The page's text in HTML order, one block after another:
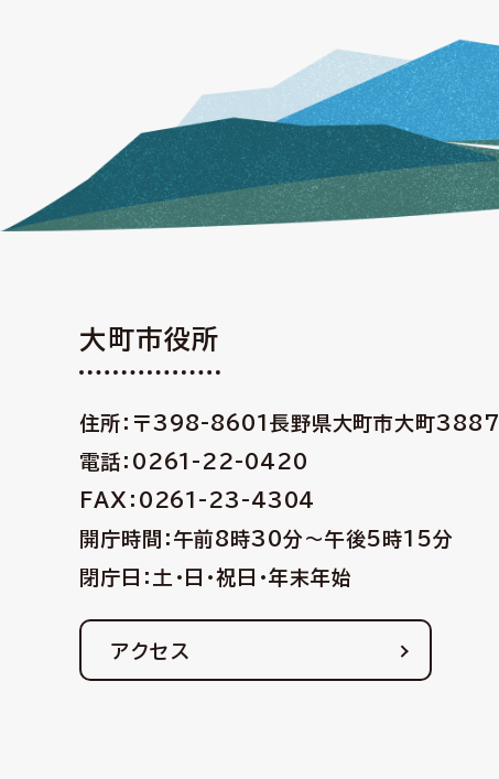
大町市役所
住所：〒398-8601 長野県大町市大町3887
電話：0261-22-0420
FAX：0261-23-4304
開庁時間：午前8時30分〜午後5時15分
閉庁日：土・日・祝日・年末年始
アクセス